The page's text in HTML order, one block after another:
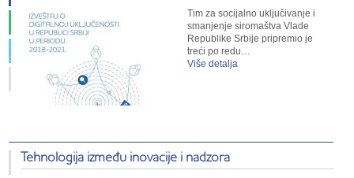
Tim za socijalno uključivanje i
smanjenje siromaštva Vlade
Republike Srbije pripremio je
treći po redu…
Više detalja
Tehnologija između inovacije i nadzora